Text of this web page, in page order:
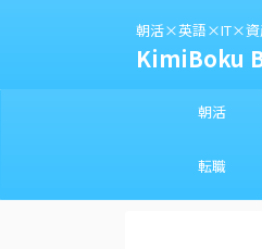
朝活×英語×IT×資
KimiBoku
朝活
転職